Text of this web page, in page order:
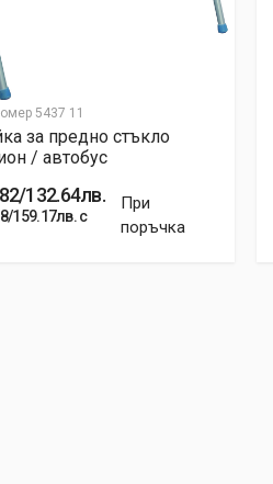
5437 11
за предно стъкло
/ автобус
132.64лв.
159.17лв. с
При
поръчка